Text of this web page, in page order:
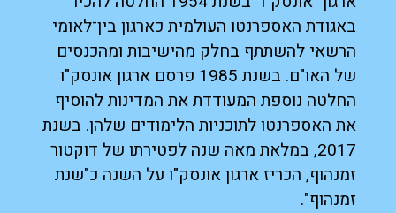
באגודת האספרנטו העולמית כארגון בין־לאומי
הרשאי להשתתף בחלק מהישיבות ומהכנסים
של האו"ם. בשנת 1985 פרסם ארגון אונסק"ו
החלטה נוספת המעודדת את המדינות להוסיף
את האספרנטו לתוכניות הלימודים שלהן. בשנת
2017, במלאת מאה שנה לפטירתו של דוקטור
זמנהוף, הכריז ארגון אונסק"ו על השנה כ"שנת
זמנהוף".